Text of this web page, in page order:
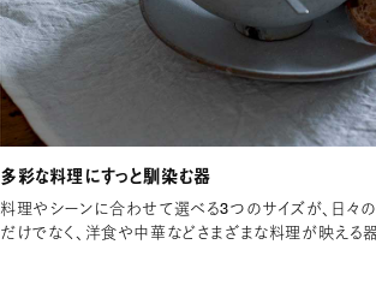
多彩な料理にすっと馴染む器
料理やシーンに合わせて選べる3つのサイズが、日々
だけでなく、洋食や中華などさまざまな料理が映える器